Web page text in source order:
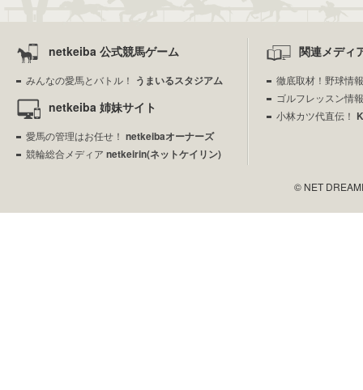
netkeiba 公式競馬ゲーム
みんなの愛馬とバトル！ うまいるスタジアム
netkeiba 姉妹サイト
愛馬の管理はお任せ！ netkeibaオーナーズ
競輪総合メディア netkeirin(ネットケイリン)
関連メディ
徹底取材！野球情
ゴルフレッスン情
小林カツ代直伝！
© NET